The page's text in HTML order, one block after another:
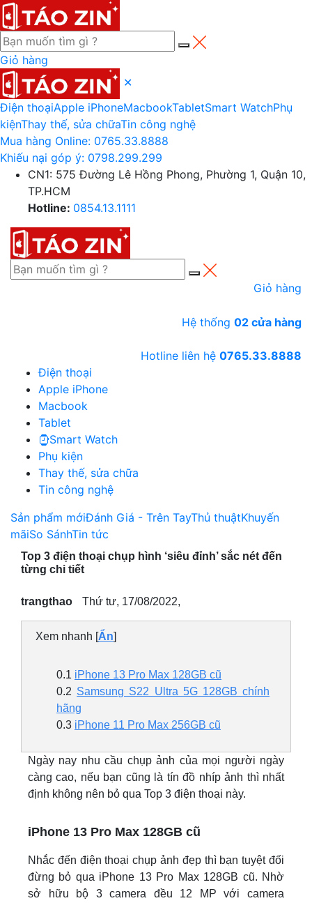
Giỏ hàng
✕
Điện thoạiApple iPhoneMacbookTabletSmart WatchPhụ
kiệnThay thế, sửa chữaTin công nghệ
Mua hàng Online: 0765.33.8888
Khiếu nại góp ý: 0798.299.299
CN1: 575 Đường Lê Hồng Phong, Phường 1, Quận 10,
TP.HCM
Hotline: 0854.13.1111
Giỏ hàng
Hệ thống 02 cửa hàng
Hotline liên hệ 0765.33.8888
Điện thoại
Apple iPhone
Macbook
Tablet
Smart Watch
Phụ kiện
Thay thế, sửa chữa
Tin công nghệ
Sản phẩm mớiĐánh Giá - Trên TayThủ thuậtKhuyến
mãiSo SánhTin tức
Top 3 điện thoại chụp hình ‘siêu đỉnh’ sắc nét đến
từng chi tiết
trangthao Thứ tư, 17/08/2022,
Xem nhanh [Ẩn]
0.1 iPhone 13 Pro Max 128GB cũ
0.2 Samsung S22 Ultra 5G 128GB chính
hãng
0.3 iPhone 11 Pro Max 256GB cũ
Ngày nay nhu cầu chụp ảnh của mọi người ngày
càng cao, nếu bạn cũng là tín đồ nhíp ảnh thì nhất
định không nên bỏ qua Top 3 điện thoại này.
iPhone 13 Pro Max 128GB cũ
Nhắc đến điện thoại chụp ảnh đẹp thì bạn tuyệt đối
đừng bỏ qua iPhone 13 Pro Max 128GB cũ. Nhờ
sở hữu bộ 3 camera đều 12 MP với camera